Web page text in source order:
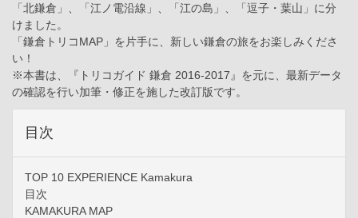
「北鎌倉」、「江ノ電沿線」、「江の島」、「逗子・葉山」に分
けました。
「鎌倉トリコMAP」を片手に、新しい鎌倉の旅をお楽しみくださ
い！
※本書は、『トリコガイド 鎌倉 2016-2017』を元に、最新データ
の確認を行い加筆・修正を施した改訂版です。
目次
TOP 10 EXPERIENCE Kamakura
目次
KAMAKURA MAP